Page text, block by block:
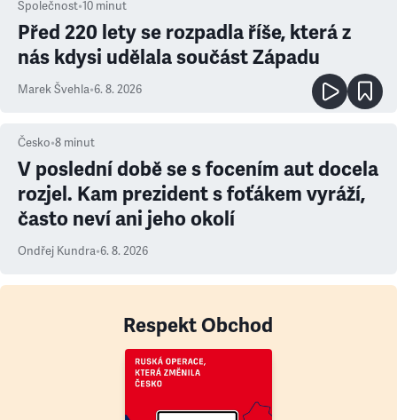
Společnost•10 minut
Před 220 lety se rozpadla říše, která z
nás kdysi udělala součást Západu
Marek Švehla•6. 8. 2026
Česko•8 minut
V poslední době se s focením aut docela
rozjel. Kam prezident s foťákem vyráží,
často neví ani jeho okolí
Ondřej Kundra•6. 8. 2026
Respekt Obchod